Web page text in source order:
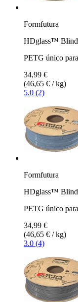
Formfutura
HDglass™
PETG único
34,99 €
(46,65 € / kg)
5.0 (2)
Formfutura
HDglass™
PETG único
34,99 €
(46,65 € / kg)
3.0 (4)